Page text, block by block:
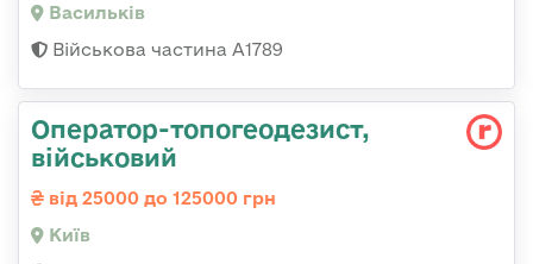
Васильків
Військова частина А1789
Опеpатоp-топогеодезист,
військовий
від 25000 до 125000 грн
Київ